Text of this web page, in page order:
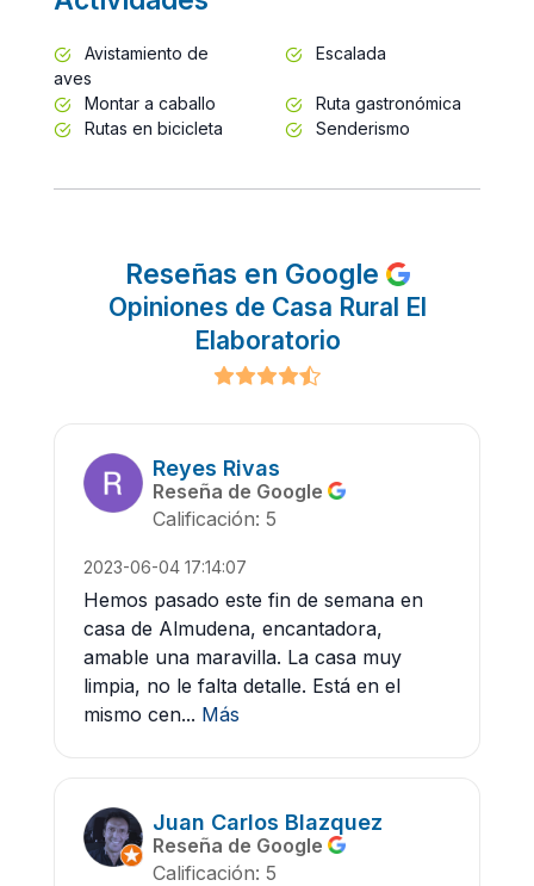
Avistamiento de
aves
Escalada
Montar a caballo
Ruta gastronómica
Rutas en bicicleta
Senderismo
Reseñas en Google
Opiniones de Casa Rural El
Elaboratorio
Reyes Rivas
Reseña de Google
Calificación: 5
2023-06-04 17:14:07
Hemos pasado este fin de semana en
casa de Almudena, encantadora,
amable una maravilla. La casa muy
limpia, no le falta detalle. Está en el
mismo cen... Más
Juan Carlos Blazquez
Reseña de Google
Calificación: 5